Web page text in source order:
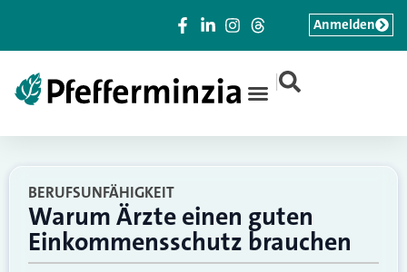
|
Anmelden
BERUFSUNFÄHIGKEIT
Warum Ärzte einen guten
Einkommensschutz brauchen